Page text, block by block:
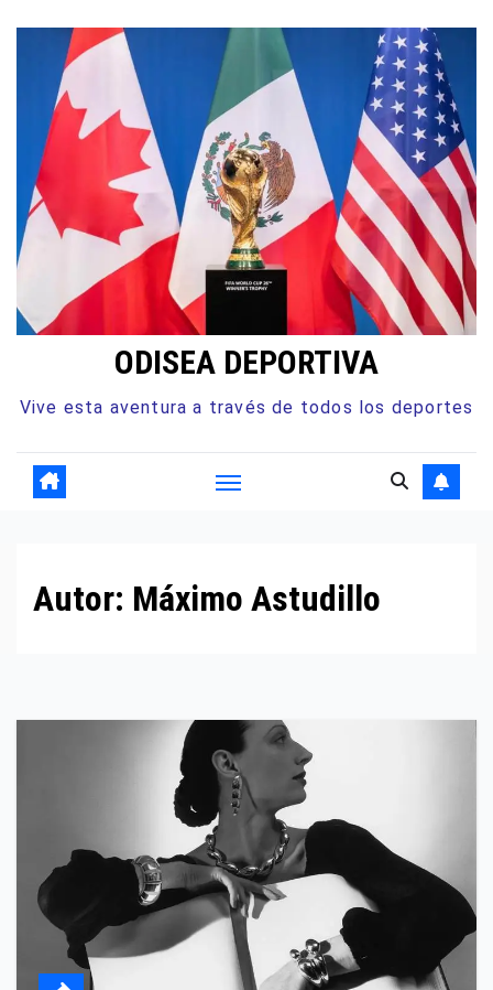
contenido
ODISEA DEPORTIVA
Vive esta aventura a través de todos los deportes
Autor: Máximo Astudillo